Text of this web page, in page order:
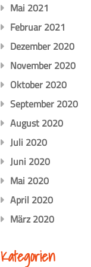
Mai 2021
Februar 2021
Dezember 2020
November 2020
Oktober 2020
September 2020
August 2020
Juli 2020
Juni 2020
Mai 2020
April 2020
März 2020
Kategorien